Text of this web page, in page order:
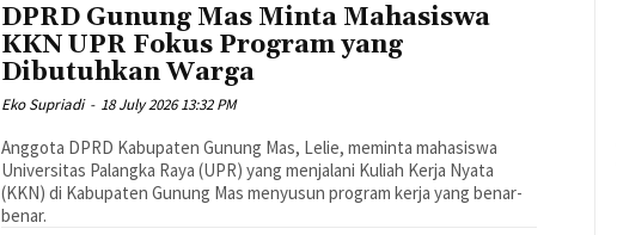
DPRD Gunung Mas Minta Mahasiswa
KKN UPR Fokus Program yang
Dibutuhkan Warga
Eko Supriadi - 18 July 2026 13:32 PM
Anggota DPRD Kabupaten Gunung Mas, Lelie, meminta mahasiswa
Universitas Palangka Raya (UPR) yang menjalani Kuliah Kerja Nyata
(KKN) di Kabupaten Gunung Mas menyusun program kerja yang benar-
benar.